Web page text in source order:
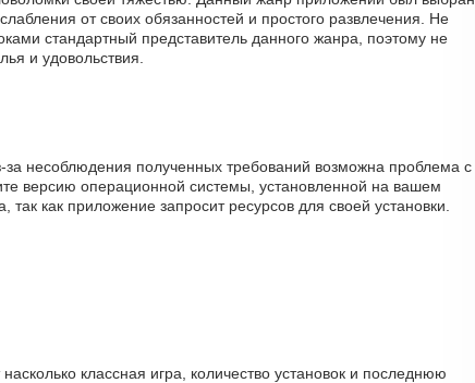
от своих обязанностей и простого развлечения. Не
стандартный представитель данного жанра, поэтому не
и удовольствия.
за несоблюдения полученных требований возможна проблема с
версию операционной системы, установленной на вашем
как приложение запросит ресурсов для своей установки.
классная игра, количество установок и последнюю